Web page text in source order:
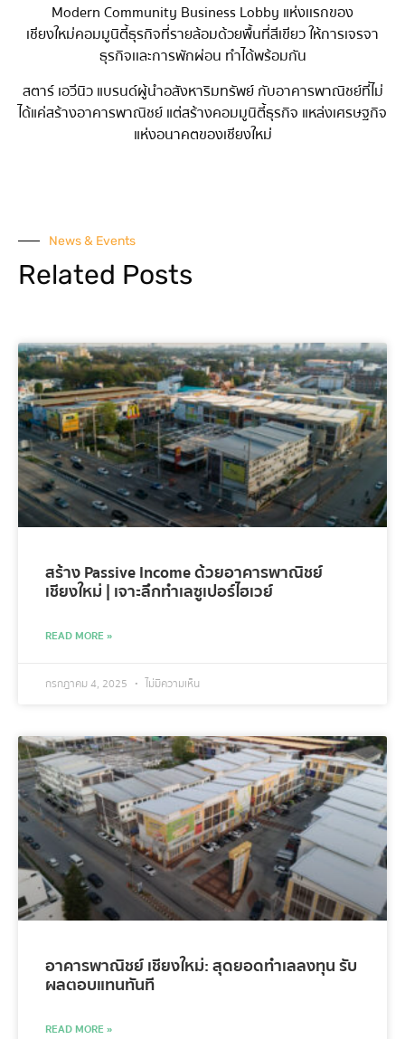
Modern Community Business Lobby แห่งเเรกของ
เชียงใหม่ คอมมูนิตี้ธุรกิจที่รายล้อมด้วยพื้นที่สีเขียว ให้การเจรจา
ธุรกิจเเละการพักผ่อน ทำได้พร้อมกัน
สตาร์ เอวีนิว แบรนด์ผู้นำอสังหาริมทรัพย์ กับอาคารพาณิชย์ที่ไม่
ได้แค่สร้างอาคารพาณิชย์ แต่สร้างคอมมูนิตี้ธุรกิจ แหล่งเศรษฐกิจ
แห่งอนาคตของเชียงใหม่
News & Events
Related Posts
สร้าง Passive Income ด้วยอาคารพาณิชย์
เชียงใหม่ | เจาะลึกทำเลซูเปอร์ไฮเวย์
READ MORE »
กรกฎาคม 4, 2025 ไม่มีความเห็น
อาคารพาณิชย์ เชียงใหม่: สุดยอดทำเลลงทุน รับ
ผลตอบแทนทันที
READ MORE »